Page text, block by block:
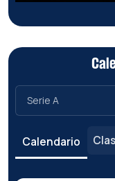
Calendario